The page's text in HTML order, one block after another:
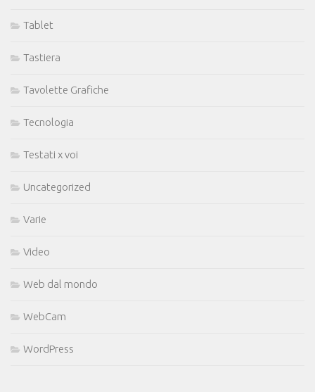
Tablet
Tastiera
Tavolette Grafiche
Tecnologia
Testati x voi
Uncategorized
Varie
Video
Web dal mondo
WebCam
WordPress